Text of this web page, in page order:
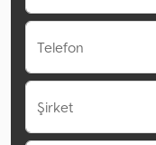
Telefon
Şirket